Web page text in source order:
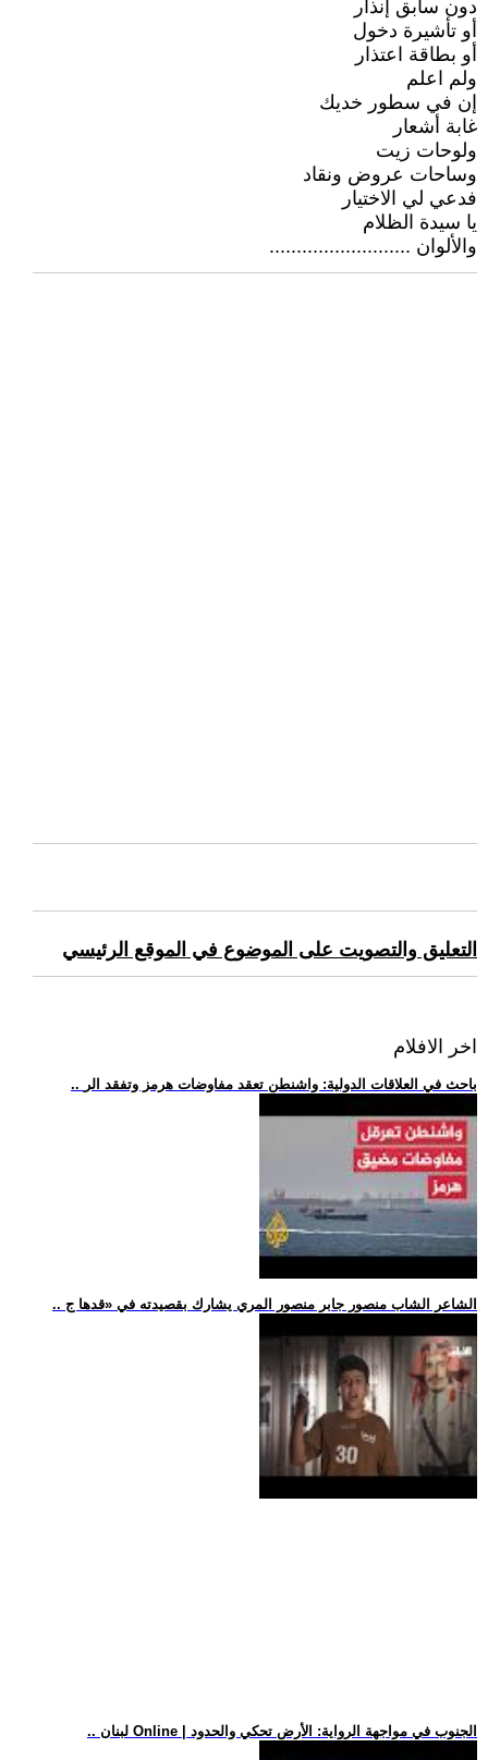
دون سابق إنذار
أو تأشيرة دخول
أو بطاقة اعتذار
ولم اعلم
إن في سطور خديك
غابة أشعار
ولوحات زيت
وساحات عروض ونقاد
فدعي لي الاختيار
يا سيدة الظلام
والألوان ..........................
التعليق والتصويت على الموضوع في الموقع الرئيسي
اخر الافلام
.. باحث في العلاقات الدولية: واشنطن تعقد مفاوضات هرمز وتفقد الر
.. الشاعر الشاب منصور جابر منصور المري يشارك بقصيدته في «قدها ج
.. لبنان Online | الجنوب في مواجهة الرواية: الأرض تحكي والحدود